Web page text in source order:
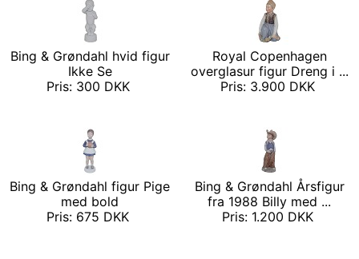
Bing & Grøndahl hvid figur
Ikke Se
Pris: 300 DKK
Royal Copenhagen
overglasur figur Dreng i ...
Pris: 3.900 DKK
Bing & Grøndahl figur Pige
med bold
Pris: 675 DKK
Bing & Grøndahl Årsfigur
fra 1988 Billy med ...
Pris: 1.200 DKK